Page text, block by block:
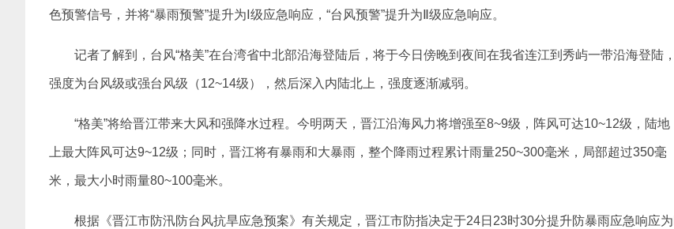
色预警信号，并将“暴雨预警”提升为Ⅰ级应急响应，“台风预警”提升为Ⅱ级应急响应。
记者了解到，台风“格美”在台湾省中北部沿海登陆后，将于今日傍晚到夜间在我省连江到秀屿一带沿海登陆，
强度为台风级或强台风级（12~14级），然后深入内陆北上，强度逐渐减弱。
“格美”将给晋江带来大风和强降水过程。今明两天，晋江沿海风力将增强至8~9级，阵风可达10~12级，陆地
上最大阵风可达9~12级；同时，晋江将有暴雨和大暴雨，整个降雨过程累计雨量250~300毫米，局部超过350毫
米，最大小时雨量80~100毫米。
根据《晋江市防汛防台风抗旱应急预案》有关规定，晋江市防指决定于24日23时30分提升防暴雨应急响应为Ⅱ